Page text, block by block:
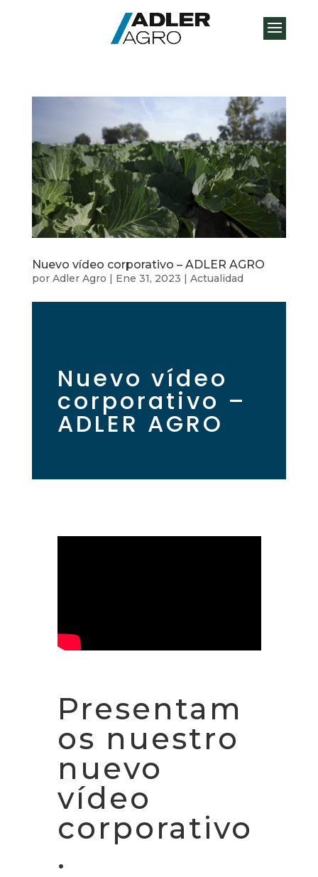
Nuevo vídeo corporativo – ADLER AGRO
por Adler Agro Ene 31, 2023 Actualidad
Nuevo vídeo
corporativo –
ADLER AGRO
Presentam
os nuestro
nuevo
vídeo
corporativo
.